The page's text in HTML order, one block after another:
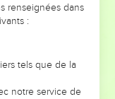
doutes, les erreurs
même que ce
renseignées dans
:
tels que de la
notre service de